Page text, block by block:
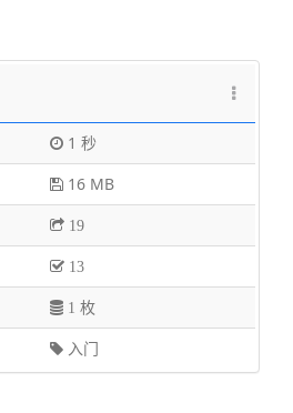
1 秒
16 MB
19
13
1 枚
入门